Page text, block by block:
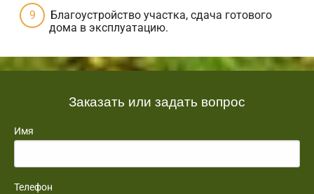
Благоустройство участка, сдача готового
дома в эксплуатацию.
Заказать или задать вопрос
Имя
Телефон